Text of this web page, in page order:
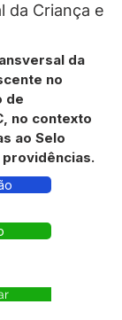
da Criança e
da
no
de
no contexto
ao Selo
providências.